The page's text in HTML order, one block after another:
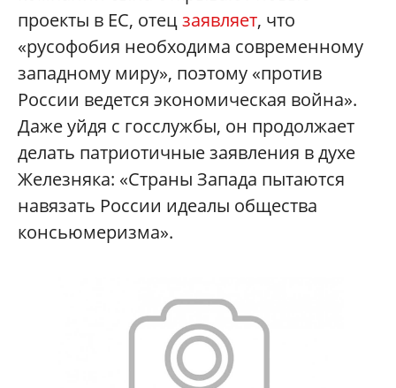
проекты в ЕС, отецзаявляет, что
«русофобия необходима современному
западному миру», поэтому «против
России ведется экономическая война».
Даже уйдя с госслужбы, он продолжает
делать патриотичные заявления в духе
Железняка: «Страны Запада пытаются
навязать России идеалы общества
консьюмеризма».